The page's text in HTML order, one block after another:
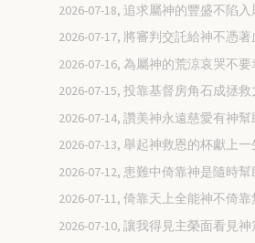
2026-07-18, 追求屬神的豐盛不陷
2026-07-17, 將審判交託給神不憑
2026-07-16, 為屬神的荒涼哀哭不
2026-07-15, 投靠基督房角石成拯
2026-07-14, 讚美神永遠慈愛有神
2026-07-13, 舉起神救恩的杯獻上
2026-07-12, 患難中倚靠神是隨時
2026-07-11, 倚靠天上全能神不倚
2026-07-10, 讓我得見主榮面看見